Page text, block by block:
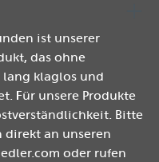
ist unserer
das ohne
lang klaglos und
Für unsere Produkte
Bitte
direkt an unseren
oder rufen